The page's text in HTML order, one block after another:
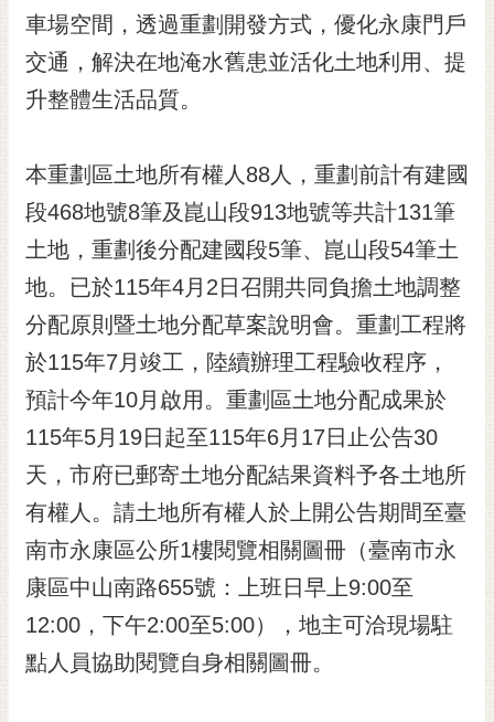
訂
閱
電
子
市
民
信
箱
English
日
本
語
隱
私
權
及
安
全
政
策
網
車場空間，透過重劃開發方式，優化永康門戶
交通，解決在地淹水舊患並活化土地利用、提
升整體生活品質。
本重劃區土地所有權人88人，重劃前計有建國
段468地號8筆及崑山段913地號等共計131筆
土地，重劃後分配建國段5筆、崑山段54筆土
地。已於115年4月2日召開共同負擔土地調整
分配原則暨土地分配草案說明會。重劃工程將
於115年7月竣工，陸續辦理工程驗收程序，
預計今年10月啟用。重劃區土地分配成果於
115年5月19日起至115年6月17日止公告30
天，市府已郵寄土地分配結果資料予各土地所
有權人。請土地所有權人於上開公告期間至臺
南市永康區公所1樓閱覽相關圖冊（臺南市永
康區中山南路655號：上班日早上9:00至
12:00，下午2:00至5:00），地主可洽現場駐
點人員協助閱覽自身相關圖冊。